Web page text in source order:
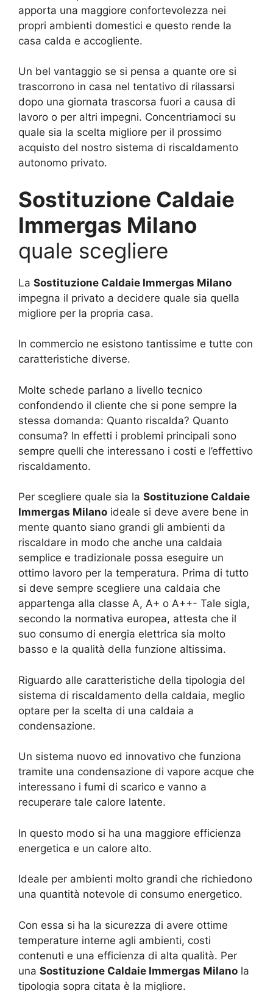
apporta una maggiore confortevolezza nei
propri ambienti domestici e questo rende la
casa calda e accogliente.
Un bel vantaggio se si pensa a quante ore si
trascorrono in casa nel tentativo di rilassarsi
dopo una giornata trascorsa fuori a causa di
lavoro o per altri impegni. Concentriamoci su
quale sia la scelta migliore per il prossimo
acquisto del nostro sistema di riscaldamento
autonomo privato.
Sostituzione Caldaie
Immergas Milano
quale scegliere
La Sostituzione Caldaie Immergas Milano
impegna il privato a decidere quale sia quella
migliore per la propria casa.
In commercio ne esistono tantissime e tutte con
caratteristiche diverse.
Molte schede parlano a livello tecnico
confondendo il cliente che si pone sempre la
stessa domanda: Quanto riscalda? Quanto
consuma? In effetti i problemi principali sono
sempre quelli che interessano i costi e l’effettivo
riscaldamento.
Per scegliere quale sia la Sostituzione Caldaie
Immergas Milano ideale si deve avere bene in
mente quanto siano grandi gli ambienti da
riscaldare in modo che anche una caldaia
semplice e tradizionale possa eseguire un
ottimo lavoro per la temperatura. Prima di tutto
si deve sempre scegliere una caldaia che
appartenga alla classe A, A+ o A++- Tale sigla,
secondo la normativa europea, attesta che il
suo consumo di energia elettrica sia molto
basso e la qualità della funzione altissima.
Riguardo alle caratteristiche della tipologia del
sistema di riscaldamento della caldaia, meglio
optare per la scelta di una caldaia a
condensazione.
Un sistema nuovo ed innovativo che funziona
tramite una condensazione di vapore acque che
interessano i fumi di scarico e vanno a
recuperare tale calore latente.
In questo modo si ha una maggiore efficienza
energetica e un calore alto.
Ideale per ambienti molto grandi che richiedono
una quantità notevole di consumo energetico.
Con essa si ha la sicurezza di avere ottime
temperature interne agli ambienti, costi
contenuti e una efficienza di alta qualità. Per
una Sostituzione Caldaie Immergas Milano la
tipologia sopra citata è la migliore.